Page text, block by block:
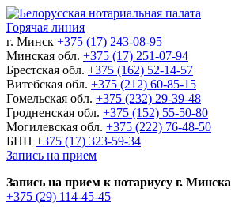
Горячая линия
г. Минск +375 (17) 243-08-95
Минская обл. +375 (17) 251-07-94
Брестская обл. +375 (162) 52-14-57
Витебская обл. +375 (212) 60-85-15
Гомельская обл. +375 (232) 29-39-48
Гродненская обл. +375 (152) 55-50-80
Могилевская обл. +375 (222) 76-48-50
БНП +375 (17) 323-59-34
Запись на прием
Запись на прием к нотариусу г. Минска
+375 (29) 114-45-45